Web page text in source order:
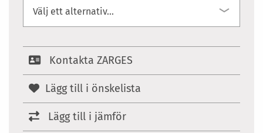
Kontakta ZARGES
Lägg till i önskelista
Lägg till i jämför